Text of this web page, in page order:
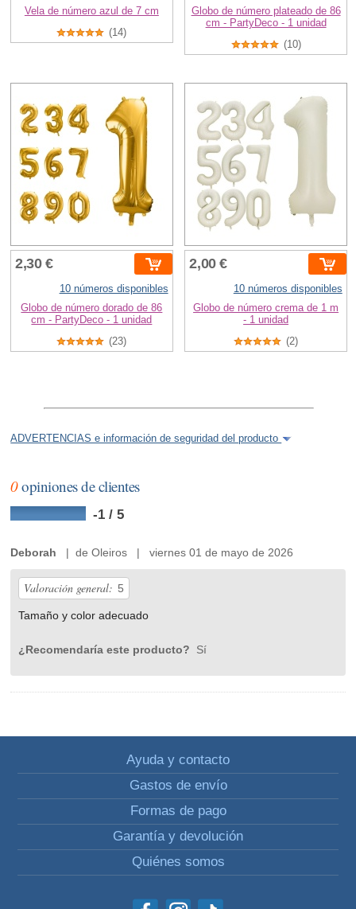
Vela de número azul de 7 cm
(14)
Globo de número plateado de 86
cm - PartyDeco - 1 unidad
(10)
2,30 €
10 números disponibles
Globo de número dorado de 86
cm - PartyDeco - 1 unidad
(23)
2,00 €
10 números disponibles
Globo de número crema de 1 m
- 1 unidad
(2)
ADVERTENCIAS e información de seguridad del producto
0opiniones de clientes
-1 / 5
Deborah | de Oleiros | viernes 01 de mayo de 2026
Valoración general: 5
Tamaño y color adecuado
¿Recomendaría este producto? Sí
Ayuda y contacto
Gastos de envío
Formas de pago
Garantía y devolución
Quiénes somos